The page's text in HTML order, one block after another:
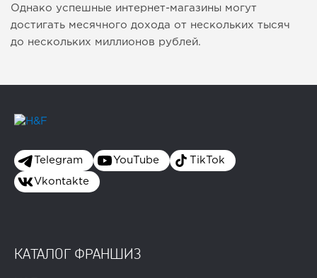
Однако успешные интернет-магазины могут
достигать месячного дохода от нескольких тысяч
до нескольких миллионов рублей.
Telegram YouTube TikTok
Vkontakte
КАТАЛОГ ФРАНШИЗ